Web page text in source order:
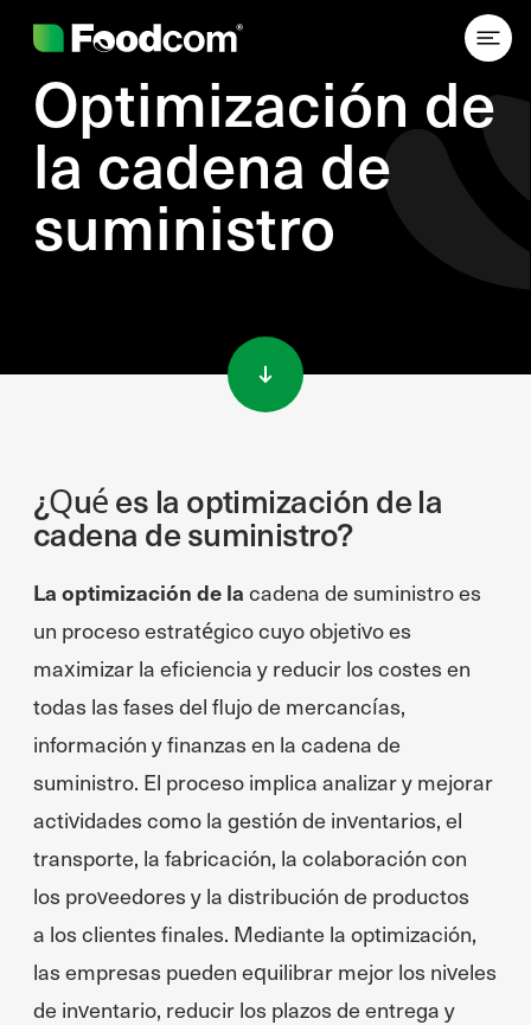
Optimización de
la cadena de
suministro
¿Qué es la optimización de la
cadena de suministro?
La optimización de la cadena de suministro es
un proceso estratégico cuyo objetivo es
maximizar la eficiencia y reducir los costes en
todas las fases del flujo de mercancías,
información y finanzas en la cadena de
suministro. El proceso implica analizar y mejorar
actividades como la gestión de inventarios, el
transporte, la fabricación, la colaboración con
los proveedores y la distribución de productos
a los clientes finales. Mediante la optimización,
las empresas pueden equilibrar mejor los niveles
de inventario, reducir los plazos de entrega y